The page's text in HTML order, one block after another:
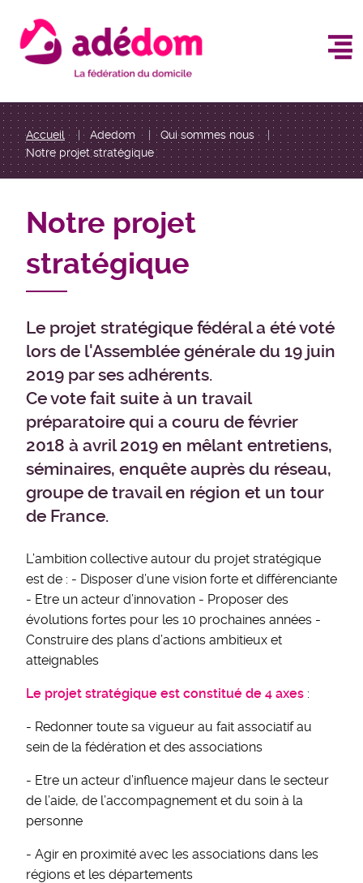
contenu
You
are
here
Accueil Adedom
Qui sommes nous
Notre projet stratégique
Notre projet
stratégique
Le projet stratégique fédéral a été voté
lors de l'Assemblée générale du 19 juin
2019 par ses adhérents.
Ce vote fait suite à un travail
préparatoire qui a couru de février
2018 à avril 2019 en mêlant entretiens,
séminaires, enquête auprès du réseau,
groupe de travail en région et un tour
de France.
L’ambition collective autour du projet stratégique
est de : - Disposer d’une vision forte et différenciante
- Etre un acteur d’innovation - Proposer des
évolutions fortes pour les 10 prochaines années -
Construire des plans d’actions ambitieux et
atteignables
Le projet stratégique est constitué de 4 axes :
- Redonner toute sa vigueur au fait associatif au
sein de la fédération et des associations
- Etre un acteur d’influence majeur dans le secteur
de l’aide, de l’accompagnement et du soin à la
personne
- Agir en proximité avec les associations dans les
régions et les départements